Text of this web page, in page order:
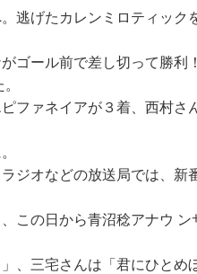
逃げたカレンミロティック
ゴール前で差し切って勝利
ファネイアが３着、西村さ
ジオなどの放送局では、新
この日から青沼稔アナウ
、三宅さんは「君にひとめ